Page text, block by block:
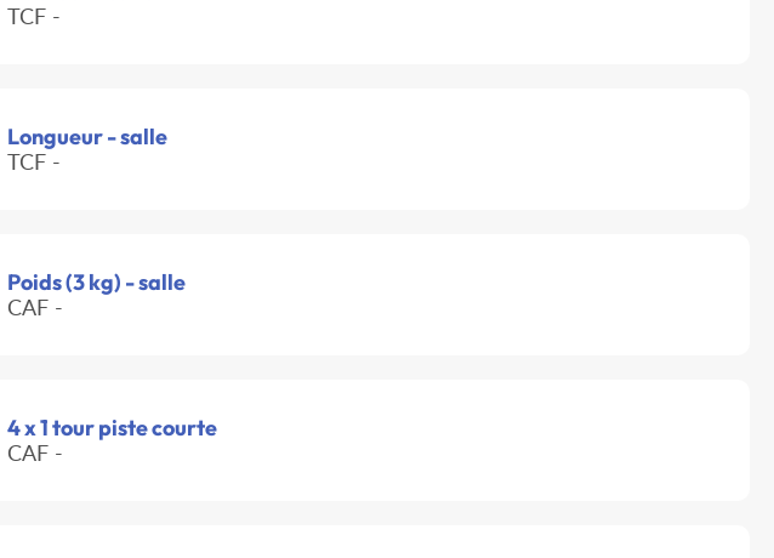
TCF -
Longueur - salle
TCF -
Poids (3 kg) - salle
CAF -
4 x 1 tour piste courte
CAF -